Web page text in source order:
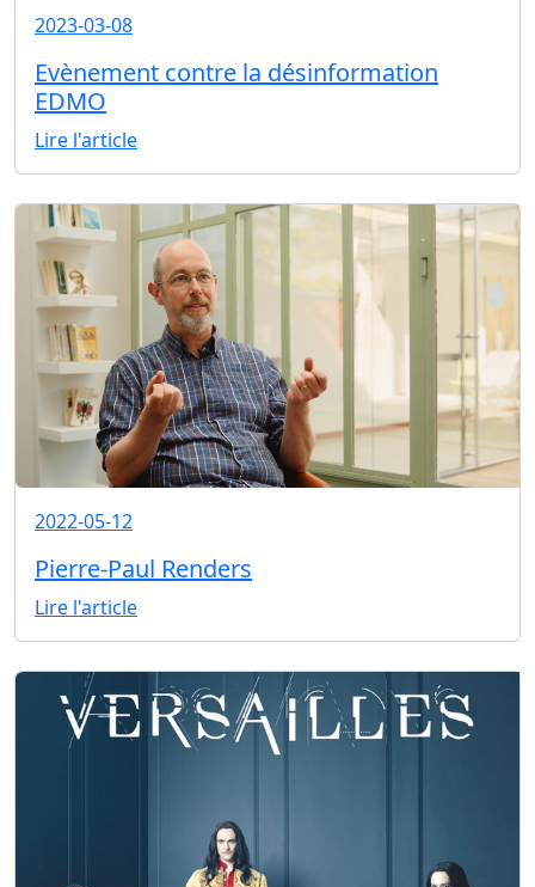
2023-03-08
Evènement contre la désinformation
EDMO
Lire l'article
2022-05-12
Pierre-Paul Renders
Lire l'article